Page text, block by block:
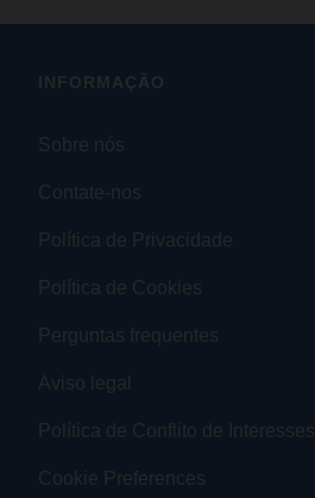
INFORMAÇÃO
Sobre nós
Contate-nos
Política de Privacidade
Política de Cookies
Perguntas frequentes
Aviso legal
Política de Conflito de Interesses
Cookie Preferences